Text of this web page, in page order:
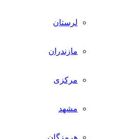
لرستان
مازندران
مرکزی
مشهد
هرمزگان